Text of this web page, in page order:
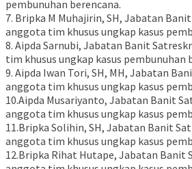
pembunuhan berencana.
7. Bripka M Muhajirin, SH, Jabatan
anggota tim khusus ungkap kasus
8. Aipda Sarnubi, Jabatan Banit
tim khusus ungkap kasus pembunuhan
9. Aipda Iwan Tori, SH, MH, Jabatan
anggota tim khusus ungkap kasus
10.Aipda Musariyanto, Jabatan Banit
anggota tim khusus ungkap kasus
11.Bripka Solihin, SH, Jabatan Banit
anggota tim khusus ungkap kasus
12.Bripka Rihat Hutape, Jabatan Banit